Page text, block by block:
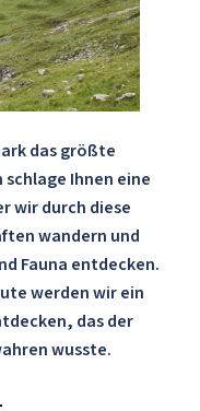
das größte
Ihnen eine
wir durch diese
wandern und
Fauna entdecken.
werden wir ein
das der
wusste.